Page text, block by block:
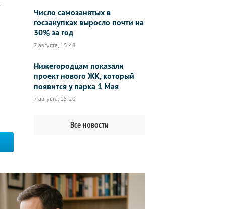
Число самозанятых в
госзакупках выросло почти на
30% за год
7 августа, 15:48
Нижегородцам показали
проект нового ЖК, который
появится у парка 1 Мая
7 августа, 15:20
Все новости